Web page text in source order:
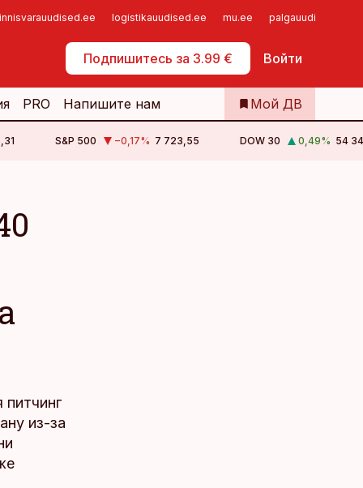
logistikauudised.ee mu.ee palgauudised.ee
Подпишитесь за 3.99 € Войти
Самообслуживание
PRO Напишите нам Мой ДВ
S&P 500 −0,17% 7 723,55 DOW 30 0,49% 54
из-за